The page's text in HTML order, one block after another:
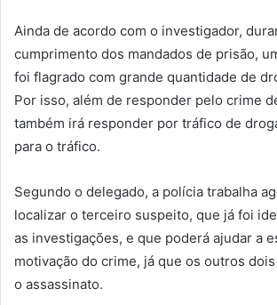
Ainda de acordo com o investigador,
cumprimento dos mandados de prisão,
foi flagrado com grande quantidade de
Por isso, além de responder pelo crime
também irá responder por tráfico de
para o tráfico.
Segundo o delegado, a polícia trabalha
localizar o terceiro suspeito, que já foi
as investigações, e que poderá ajudar a
motivação do crime, já que os outros
o assassinato.